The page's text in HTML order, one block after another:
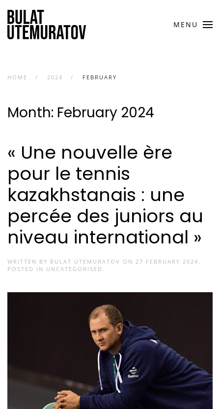
MENU
HOME 2024 FEBRUARY
Month: February 2024
« Une nouvelle ère
pour le tennis
kazakhstanais : une
percée des juniors au
niveau international »
WRITTEN BY BULAT UTEMURATOV ON 27 FEBRUARY 2024 .
POSTED IN UNCATEGORISED .